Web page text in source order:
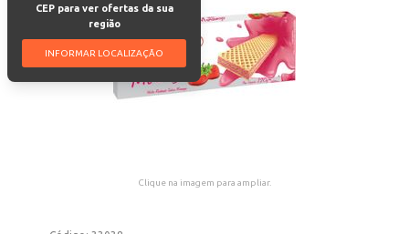
CEP para ver ofertas da sua
região
INFORMAR LOCALIZAÇÃO
Clique na imagem para ampliar.